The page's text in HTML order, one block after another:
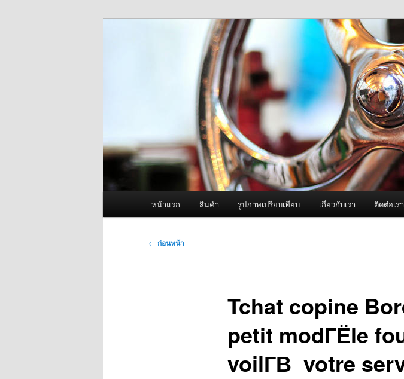
ผู้นำเข้าเครื่องพ่นหมอกควัน
Fogger One และ อะไหล่
จำหน่ายเครื่องพ่นหมอกควัน คุณภาพดี บริการด้วยความจริงใจ
หน้าแรก สินค้า รูปภาพเปรียบเทียบ เกี่ยวกับเรา ติดต่อเรา
เมนู
← ก่อนหน้า
Tchat copine
petit modГЁle
voilГ­В votre